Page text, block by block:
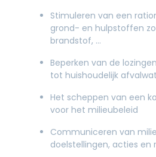
Stimuleren van een
grond- en hulpstoffen
brandstof, …
Beperken van de
tot huishoudelijk
Het scheppen van een
voor het milieubeleid
Communiceren van
doelstellingen, acties en